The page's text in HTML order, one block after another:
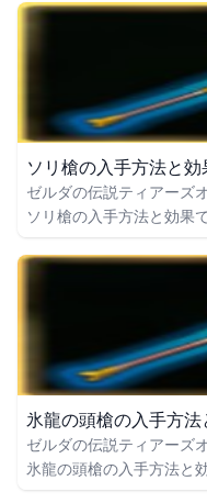
いても掲載しています。
ソリ槍の入手方法と
ゼルダの伝説ティアーズ
ソリ槍の入手方法と効果
氷龍の頭槍の入手方
ゼルダの伝説ティアーズ
氷龍の頭槍の入手方法と